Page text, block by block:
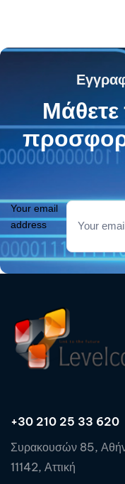
Μάθετε
Your email
address
+30 210 25 33 620
Συρακουσών 85,
11142, Αττική